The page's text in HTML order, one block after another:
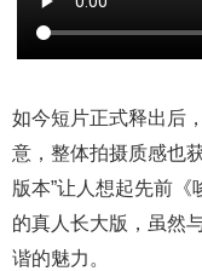
如今短片正式释出后，
意，整体拍摄质感也
版本”让人想起先前
的真人长大版，虽然
谐的魅力。